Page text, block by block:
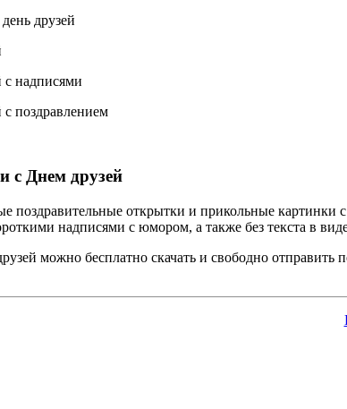
с Днем друзей
поздравительные открытки и прикольные
надписями с юмором, а также без текста в
можно бесплатно скачать и свободно отправить